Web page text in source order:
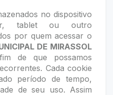
no dispositivo
tablet ou outro
por quem acessar o
DE MIRASSOL
de que possamos
Cada cookie
período de tempo,
de seu uso. Assim